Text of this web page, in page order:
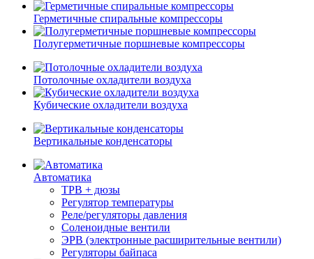
Герметичные спиральные компрессоры
Полугерметичные поршневые компрессоры
Потолочные охладители воздуха
Кубические охладители воздуха
Вертикальные конденсаторы
Автоматика
ТРВ + дюзы
Регулятор температуры
Реле/регуляторы давления
Соленоидные вентили
ЭРВ (электронные расширительные вентили)
Регуляторы байпаса